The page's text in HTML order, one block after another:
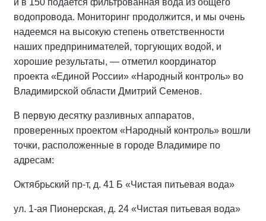
и в 150 подается фильтрованная вода из общего
водопровода. Мониторинг продолжится, и мы очень
надеемся на высокую степень ответственности
наших предпринимателей, торгующих водой, и
хорошие результаты, — отметил координатор
проекта «Единой России» «Народный контроль» во
Владимирской области Дмитрий Семенов.
В первую десятку разливных аппаратов,
проверенных проектом «Народный контроль» вошли
точки, расположенные в городе Владимире по
адресам:
Октябрьский пр-т, д. 41 Б «Чистая питьевая вода»
ул. 1-ая Пионерская, д. 24 «Чистая питьевая вода»